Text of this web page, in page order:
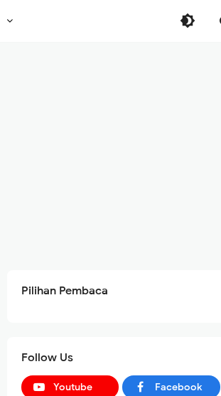
Pilihan Pembaca
Follow Us
Youtube Facebook